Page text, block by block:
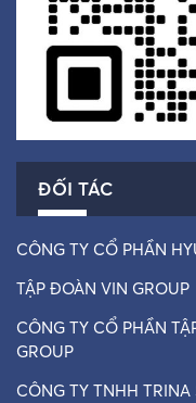
ĐỐI TÁC
CÔNG TY CỔ PHẦN
TẬP ĐOÀN VIN GROUP
CÔNG TY CỔ PHẦN
GROUP
CÔNG TY TNHH TRINA